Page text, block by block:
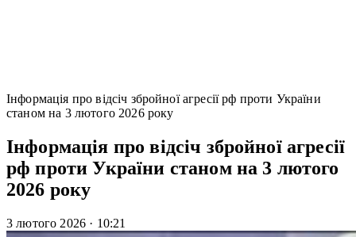
Інформація про відсіч збройної агресії рф проти України
станом на 3 лютого 2026 року
Інформація про відсіч збройної агресії
рф проти України станом на 3 лютого
2026 року
3 лютого 2026 · 10:21